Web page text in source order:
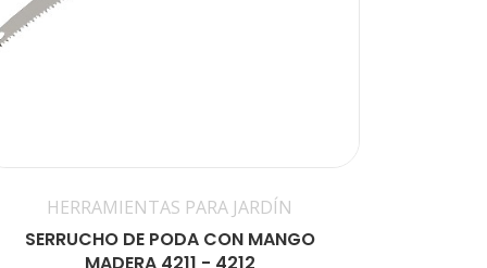
HERRAMIENTAS PARA JARDÍN
SERRUCHO DE PODA CON MANGO
MADERA 4211 - 4212